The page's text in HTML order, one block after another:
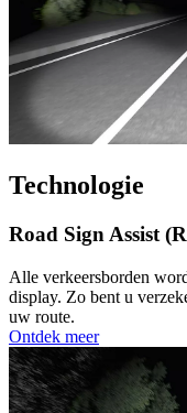
Technologie
Road Sign Assist
Alle verkeersborden
display. Zo bent u
uw route.
Ontdek meer